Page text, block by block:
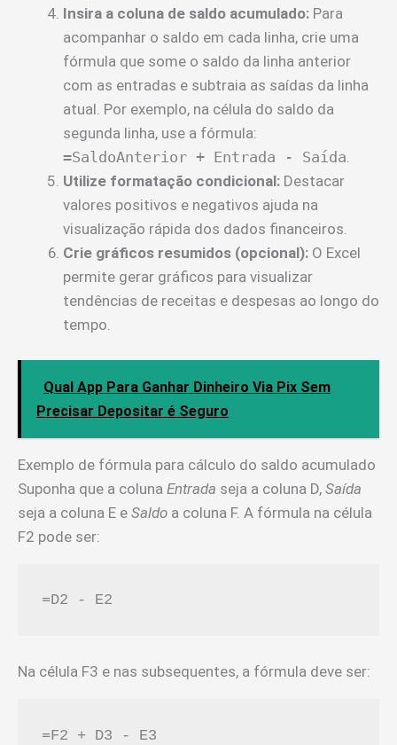
Insira a coluna de saldo acumulado: Para
acompanhar o saldo em cada linha, crie uma
fórmula que some o saldo da linha anterior
com as entradas e subtraia as saídas da linha
atual. Por exemplo, na célula do saldo da
segunda linha, use a fórmula:
=SaldoAnterior + Entrada - Saída.
Utilize formatação condicional: Destacar
valores positivos e negativos ajuda na
visualização rápida dos dados financeiros.
Crie gráficos resumidos (opcional): O Excel
permite gerar gráficos para visualizar
tendências de receitas e despesas ao longo do
tempo.
Qual App Para Ganhar Dinheiro Via Pix Sem
Precisar Depositar é Seguro
Exemplo de fórmula para cálculo do saldo acumulado
Suponha que a coluna Entrada seja a coluna D, Saída
seja a coluna E e Saldo a coluna F. A fórmula na célula
F2 pode ser:
=D2 - E2
Na célula F3 e nas subsequentes, a fórmula deve ser:
=F2 + D3 - E3